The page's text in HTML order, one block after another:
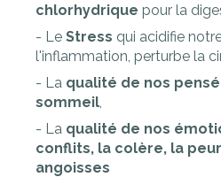
chlorhydrique pour la
- Le Stress qui acidifie
l'inflammation, perturbe la
- La qualité de nos
sommeil
- La qualité de nos
conflits, la colère, la
angoisses